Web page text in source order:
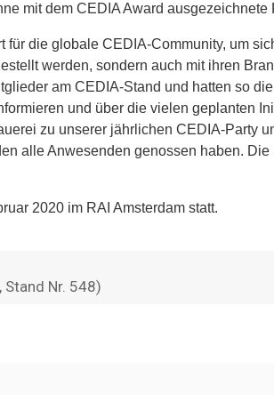
mit dem CEDIA Award
für die globale CEDIA-Community, um
werden, sondern auch mit ihren
am CEDIA-Stand und hatten so
und über die vielen geplanten
zu unserer jährlichen CEDIA-Party
alle Anwesenden genossen haben.
2020 im RAI Amsterdam statt.
Stand Nr. 548)